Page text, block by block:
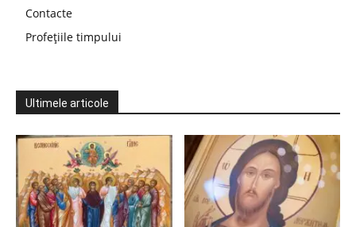
Contacte
Profețiile timpului
Ultimele articole